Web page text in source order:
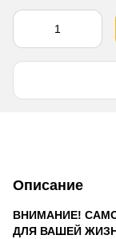
Описание
ВНИМАНИЕ!
ДЛЯ ВАШЕЙ